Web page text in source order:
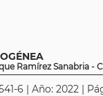
Ramírez Sanabria -
6 | Año: 2022 |